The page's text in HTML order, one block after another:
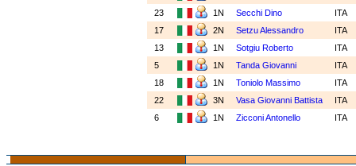
23
1N Secchi Dino
ITA
17
2N Setzu Alessandro
ITA
13
1N Sotgiu Roberto
ITA
5
1N Tanda Giovanni
ITA
18
1N Toniolo Massimo
ITA
22
3N Vasa Giovanni Battista
ITA
6
1N Zicconi Antonello ITA